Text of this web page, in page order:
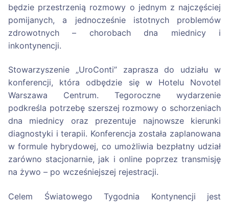
będzie przestrzenią rozmowy o jednym z najczęściej
pomijanych, a jednocześnie istotnych problemów
zdrowotnych – chorobach dna miednicy i
inkontynencji.
Stowarzyszenie „UroConti” zaprasza do udziału w
konferencji, która odbędzie się w Hotelu Novotel
Warszawa Centrum. Tegoroczne wydarzenie
podkreśla potrzebę szerszej rozmowy o schorzeniach
dna miednicy oraz prezentuje najnowsze kierunki
diagnostyki i terapii. Konferencja została zaplanowana
w formule hybrydowej, co umożliwia bezpłatny udział
zarówno stacjonarnie, jak i online poprzez transmisję
na żywo – po wcześniejszej rejestracji.
Celem Światowego Tygodnia Kontynencji jest